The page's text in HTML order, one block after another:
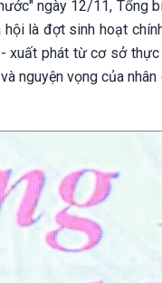
ngày 12/11, Tổng
là đợt sinh hoạt
xuất phát từ cơ sở
nguyện vọng của